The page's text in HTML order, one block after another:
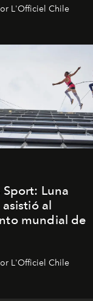
L'Officiel Chile
Luna
al
mundial de
L'Officiel Chile